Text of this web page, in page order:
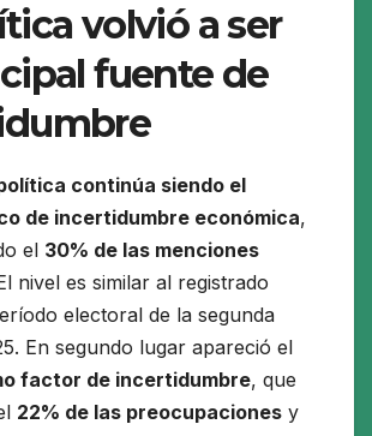
volvió a ser
fuente de
continúa siendo el
de incertidumbre económica,
el 30% de las menciones
nivel es similar al registrado
electoral de la segunda
En segundo lugar apareció el
factor de incertidumbre, que
22% de las preocupaciones y